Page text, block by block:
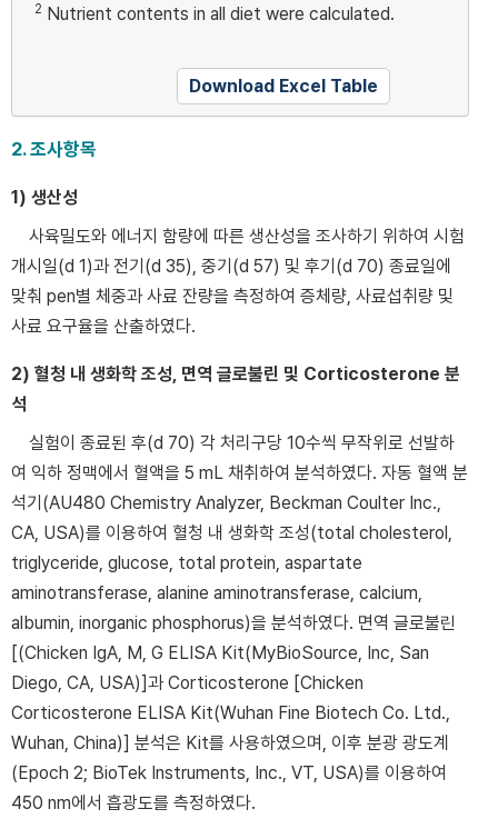
2 Nutrient contents in all diet were calculated.
Download Excel Table
2. 조사항목
1) 생산성
사육밀도와 에너지 함량에 따른 생산성을 조사하기 위하여 시험
개시일(d 1)과 전기(d 35), 중기(d 57) 및 후기(d 70) 종료일에
맞춰 pen별 체중과 사료 잔량을 측정하여 증체량, 사료섭취량 및
사료 요구율을 산출하였다.
2) 혈청 내 생화학 조성, 면역 글로불린 및 Corticosterone 분
석
실험이 종료된 후(d 70) 각 처리구당 10수씩 무작위로 선발하
여 익하 정맥에서 혈액을 5 mL 채취하여 분석하였다. 자동 혈액 분
석기(AU480 Chemistry Analyzer, Beckman Coulter Inc.,
CA, USA)를 이용하여 혈청 내 생화학 조성(total cholesterol,
triglyceride, glucose, total protein, aspartate
aminotransferase, alanine aminotransferase, calcium,
albumin, inorganic phosphorus)을 분석하였다. 면역 글로불린
[(Chicken IgA, M, G ELISA Kit(MyBioSource, Inc, San
Diego, CA, USA)]과 Corticosterone [Chicken
Corticosterone ELISA Kit(Wuhan Fine Biotech Co. Ltd.,
Wuhan, China)] 분석은 Kit를 사용하였으며, 이후 분광 광도계
(Epoch 2; BioTek Instruments, Inc., VT, USA)를 이용하여
450 nm에서 흡광도를 측정하였다.